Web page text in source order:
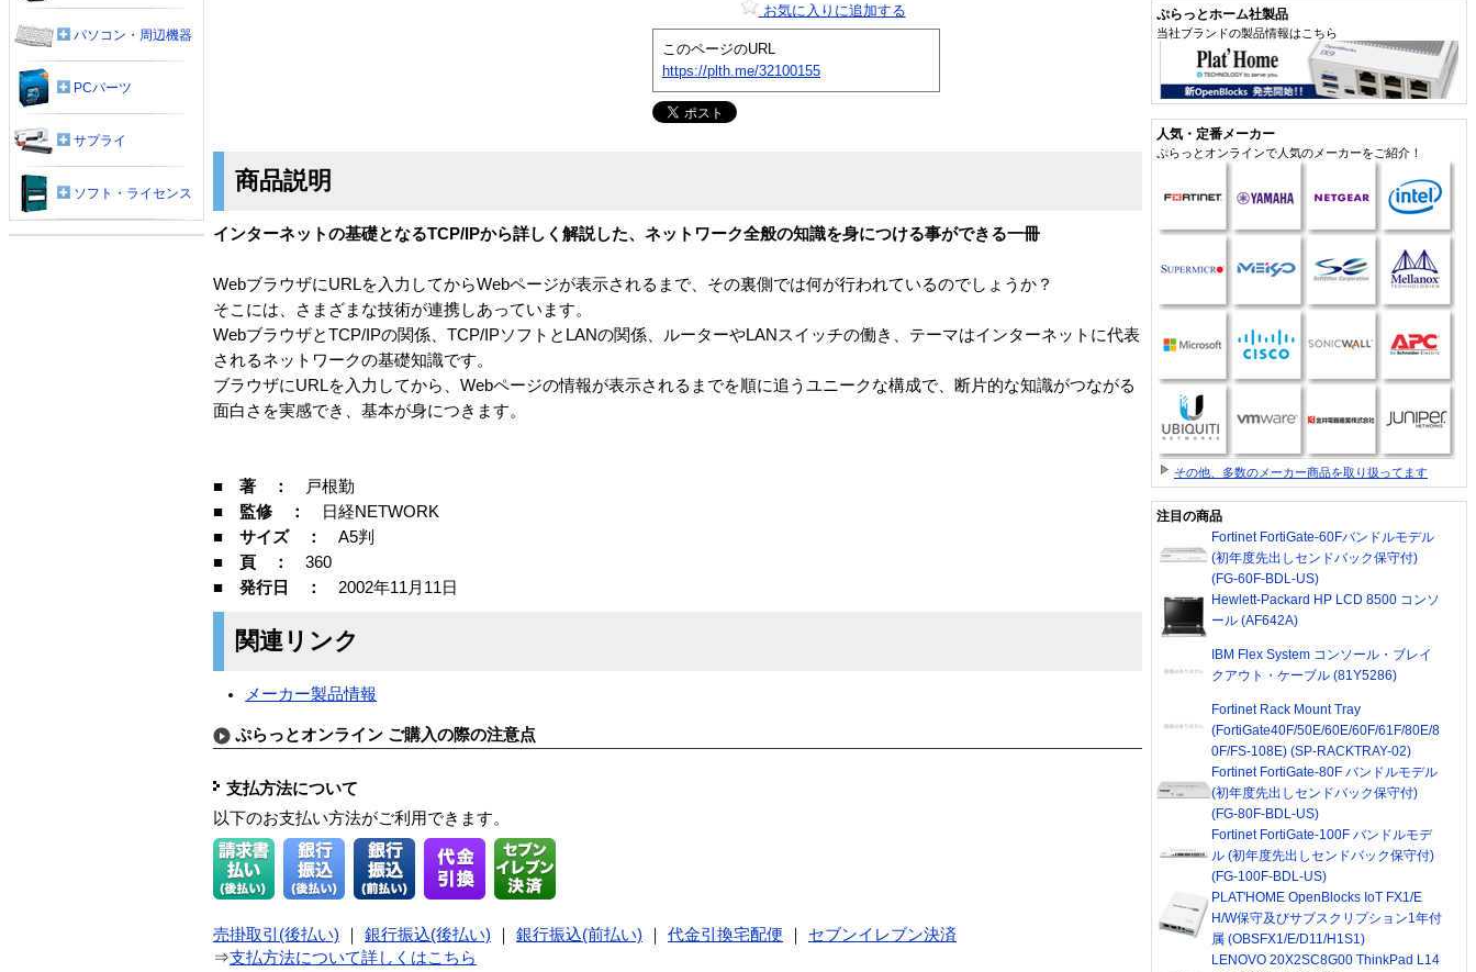
お気に入りに追加する
このページのURL
https://plth.me/32100155
商品説明
インターネットの基礎となるTCP/IPから詳しく解説した、ネットワーク全般の知識を身につける事ができる一冊
WebブラウザにURLを入力してからWebページが表示されるまで、その裏側では何が行われているのでしょうか？
そこには、さまざまな技術が連携しあっています。
WebブラウザとTCP/IPの関係、TCP/IPソフトとLANの関係、ルーターやLANスイッチの働き、テーマはインターネットに代表
されるネットワークの基礎知識です。
ブラウザにURLを入力してから、Webページの情報が表示されるまでを順に追うユニークな構成で、断片的な知識がつながる
面白さを実感でき、基本が身につきます。
■ 著 ：
戸根勤
■ 監修 ：
日経NETWORK
■ サイズ ： A5判
■ 頁 ： 360
■ 発行日 ： 2002年11月11日
関連リンク
メーカー製品情報
ぷらっとオンライン ご購入の際の注意点
支払方法について
以下のお支払い方法がご利用できます。
売掛取引(後払い) 銀行振込(後払い) 銀行振込(前払い) 代金引換宅配便
セブンイレブン決済
⇒支払方法について詳しくはこちら
パソコン・周辺機器
PCパーツ
サプライ
ソフト・ライセンス
ぷらっとホーム社製品
当社ブランドの製品情報はこちら
人気・定番メーカー
ぷらっとオンラインで人気のメーカーをご紹介！
その他、多数のメーカー商品を取り扱ってます
注目の商品
Fortinet FortiGate-60Fバンドルモデル
(初年度先出しセンドバック保守付)
(FG-60F-BDL-US)
Hewlett-Packard HP LCD 8500 コンソ
ール (AF642A)
IBM Flex System コンソール・ブレイ
クアウト・ケーブル (81Y5286)
Fortinet Rack Mount Tray
(FortiGate40F/50E/60E/60F/61F/80E/8
0F/FS-108E) (SP-RACKTRAY-02)
Fortinet FortiGate-80F バンドルモデル
(初年度先出しセンドバック保守付)
(FG-80F-BDL-US)
Fortinet FortiGate-100F バンドルモデ
ル (初年度先出しセンドバック保守付)
(FG-100F-BDL-US)
PLAT'HOME OpenBlocks IoT FX1/E
H/W保守及びサブスクリプション1年付
属 (OBSFX1/E/D11/H1S1)
LENOVO 20X2SC8G00 ThinkPad L14